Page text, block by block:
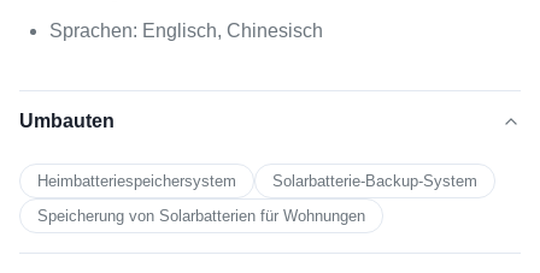
Sprachen: Englisch, Chinesisch
Umbauten
Heimbatteriespeichersystem
Solarbatterie-Backup-System
Speicherung von Solarbatterien für Wohnungen